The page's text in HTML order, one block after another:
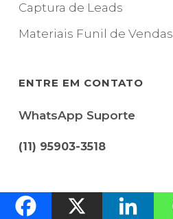
Captura de Leads
Materiais Funil de Vendas
ENTRE EM CONTATO
WhatsApp Suporte
(11) 95903-3518
WhatsApp Financeiro